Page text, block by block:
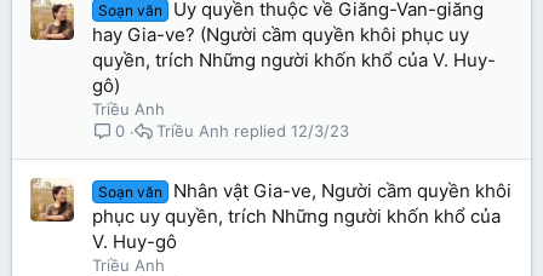
Soạn văn
Uy quyền thuộc về Giăng-Van-giăng
hay Gia-ve? (Người cầm quyền khôi phục uy
quyền, trích Những người khốn khổ của V. Huy-
gô)
Triều Anh
0
12/3/23
Triều Anh
Soạn văn
Nhân vật Gia-ve, Người cầm quyền khôi
phục uy quyền, trích Những người khốn khổ của
V. Huy-gô
Triều Anh